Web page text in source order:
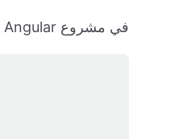
في مشروع Angular الخاص بك، أضف مزود المصادقة إلى